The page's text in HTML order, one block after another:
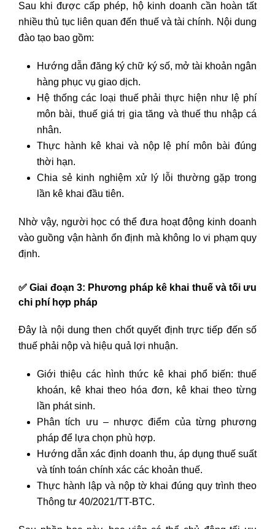
Sau khi được cấp phép, hộ kinh doanh cần hoàn tất
nhiều thủ tục liên quan đến thuế và tài chính. Nội dung
đào tạo bao gồm:
Hướng dẫn đăng ký chữ ký số, mở tài khoản ngân
hàng phục vụ giao dịch.
Hệ thống các loại thuế phải thực hiện như lệ phí
môn bài, thuế giá trị gia tăng và thuế thu nhập cá
nhân.
Thực hành kê khai và nộp lệ phí môn bài đúng
thời hạn.
Chia sẻ kinh nghiệm xử lý lỗi thường gặp trong
lần kê khai đầu tiên.
Nhờ vậy, người học có thể đưa hoạt động kinh doanh
vào guồng vận hành ổn định mà không lo vi phạm quy
định.
✅ Giai đoạn 3: Phương pháp kê khai thuế và tối ưu
chi phí hợp pháp
Đây là nội dung then chốt quyết định trực tiếp đến số
thuế phải nộp và hiệu quả lợi nhuận.
Giới thiệu các hình thức kê khai phổ biến: thuế
khoán, kê khai theo hóa đơn, kê khai theo từng
lần phát sinh.
Phân tích ưu – nhược điểm của từng phương
pháp để lựa chọn phù hợp.
Hướng dẫn xác định doanh thu, áp dụng thuế suất
và tính toán chính xác các khoản thuế.
Thực hành lập và nộp tờ khai đúng quy trình theo
Thông tư 40/2021/TT-BTC.